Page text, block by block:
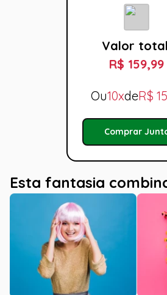
Valor
R$ 159,99
Ou10xdeR$
Comprar
Esta fantasia